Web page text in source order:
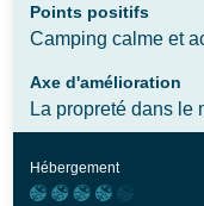
Points positifs
Camping calme et
Axe d'amélioration
La propreté dans le
Hébergement